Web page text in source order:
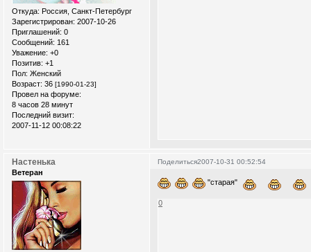
Откуда: Россия, Санкт-Петербург
Зарегистрирован: 2007-10-26
Приглашений: 0
Сообщений: 161
Уважение: +0
Позитив: +1
Пол: Женский
Возраст: 36 [1990-01-23]
Провел на форуме:
8 часов 28 минут
Последний визит:
2007-11-12 00:08:22
Поделиться2007-10-31 00:52:54
Настенька
Ветеран
"старая"
0